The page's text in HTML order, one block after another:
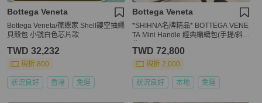
Bottega Veneta
Bottega Veneta/葆蝶家 Shell鏤空抽繩‮
殼貝‬包 小號白色芯片款
TWD 32,232
現折 800
狀況良好 香港 免運
Bottega Veneta
*SHIHNA名牌精品* BOTTEGA VENE
TA Mini Handle 經典編織包(手提/斜
TWD 72,800
現折 2,000
狀況良好 本地 免運